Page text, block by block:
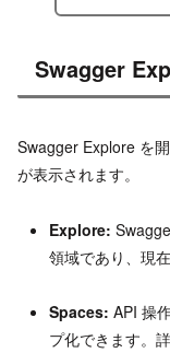
Swagger
Swagger Explore を
が表示されます。
Explore:
領域であり、現
Spaces: API 操
プ化できます。